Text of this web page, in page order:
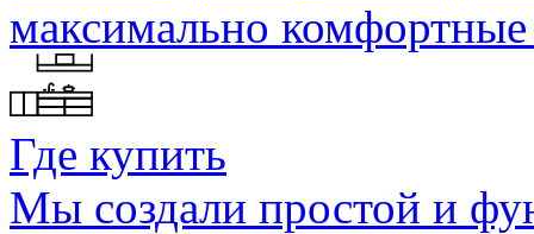
максимально
Где купить
Мы создали простой и